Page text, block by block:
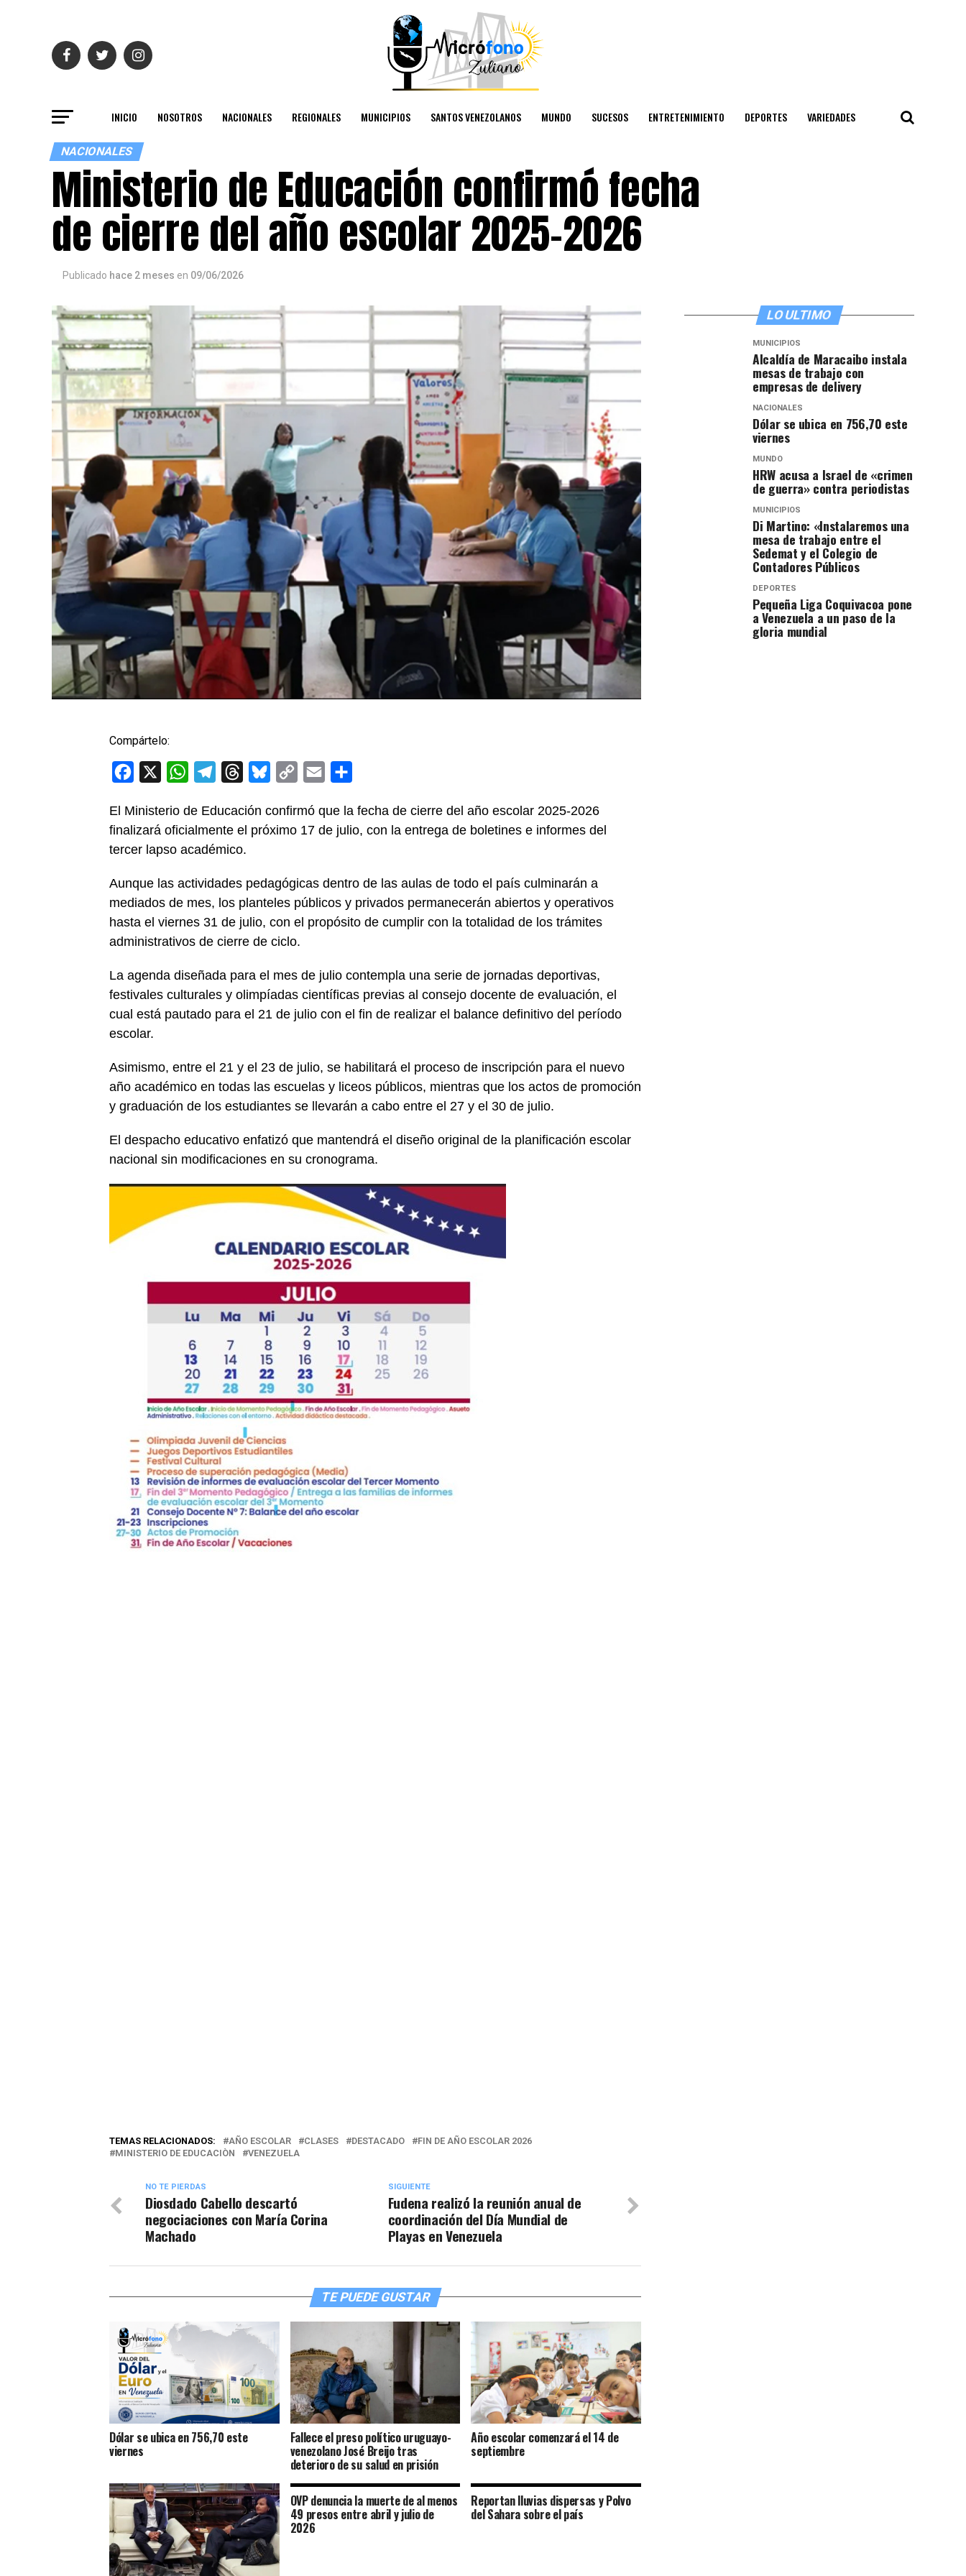
INICIO NOSOTROS NACIONALES REGIONALES MUNICIPIOS SANTOS VENEZOLANOS MUNDO SUCESOS ENTRETENIMIENTO DEPORTES VARIEDADES
NACIONALES
Ministerio de Educación confirmó fecha
de cierre del año escolar 2025-2026
Publicado hace 2 meses en 09/06/2026
Compártelo:
Facebook WhatsAppTelegramThreadsBlueskyCopy
Email
El Ministerio de Educación confirmó que la fecha de cierre del año escolar 2025-2026
finalizará oficialmente el próximo 17 de julio, con la entrega de boletines e informes del
tercer lapso académico.
Aunque las actividades pedagógicas dentro de las aulas de todo el país culminarán a
mediados de mes, los planteles públicos y privados permanecerán abiertos y operativos
hasta el viernes 31 de julio, con el propósito de cumplir con la totalidad de los trámites
administrativos de cierre de ciclo.
La agenda diseñada para el mes de julio contempla una serie de jornadas deportivas,
festivales culturales y olimpíadas científicas previas al consejo docente de evaluación, el
cual está pautado para el 21 de julio con el fin de realizar el balance definitivo del período
escolar.
Asimismo, entre el 21 y el 23 de julio, se habilitará el proceso de inscripción para el nuevo
año académico en todas las escuelas y liceos públicos, mientras que los actos de promoción
y graduación de los estudiantes se llevarán a cabo entre el 27 y el 30 de julio.
El despacho educativo enfatizó que mantendrá el diseño original de la planificación escolar
nacional sin modificaciones en su cronograma.
TEMAS RELACIONADOS: AÑO ESCOLAR CLASES DESTACADO
FIN DE AÑO ESCOLAR 2026
MINISTERIO DE EDUCACIÒN
VENEZUELA
SIGUIENTE
Fudena realizó la reunión anual de
coordinación del Día Mundial de
Playas en Venezuela
NO TE PIERDAS
Diosdado Cabello descartó
negociaciones con María Corina
Machado
TE PUEDE GUSTAR
Dólar se ubica en 756,70 este
viernes
Fallece el preso político uruguayo-
venezolano José Breijo tras
deterioro de su salud en prisión
Año escolar comenzará el 14 de
septiembre
OVP denuncia la muerte de al menos
49 presos entre abril y julio de
2026
Reportan lluvias dispersas y Polvo
del Sahara sobre el país
LO ULTIMO
MUNICIPIOS
Alcaldía de Maracaibo instala
mesas de trabajo con
empresas de delivery
NACIONALES
Dólar se ubica en 756,70 este
viernes
MUNDO
HRW acusa a Israel de «crimen
de guerra» contra periodistas
MUNICIPIOS
Di Martino: «Instalaremos una
mesa de trabajo entre el
Sedemat y el Colegio de
Contadores Públicos
DEPORTES
Pequeña Liga Coquivacoa pone
a Venezuela a un paso de la
gloria mundial